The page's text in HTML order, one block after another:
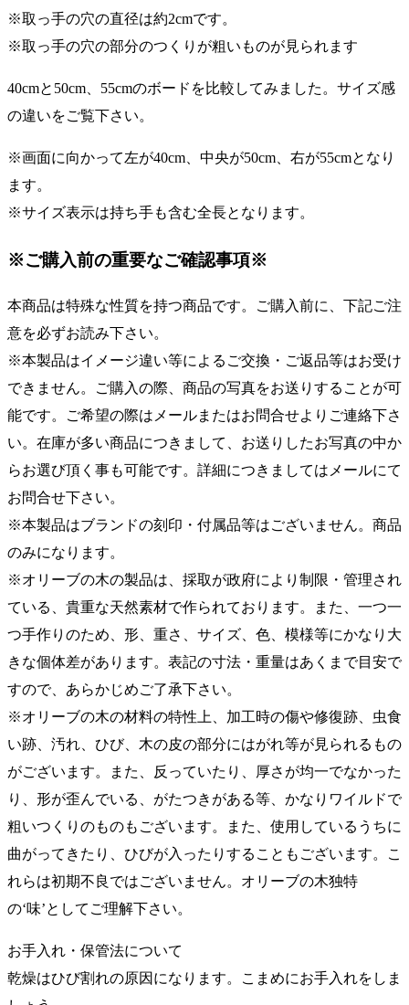
※取っ手の穴の直径は約2cmです。
※取っ手の穴の部分のつくりが粗いものが見られます
40cmと50cm、55cmのボードを比較してみました。サイズ感
の違いをご覧下さい。
※画面に向かって左が40cm、中央が50cm、右が55cmとなり
ます。
※サイズ表示は持ち手も含む全長となります。
※ご購入前の重要なご確認事項※
本商品は特殊な性質を持つ商品です。ご購入前に、下記ご注
意を必ずお読み下さい。
※本製品はイメージ違い等によるご交換・ご返品等はお受け
できません。ご購入の際、商品の写真をお送りすることが可
能です。ご希望の際はメールまたはお問合せよりご連絡下さ
い。在庫が多い商品につきまして、お送りしたお写真の中か
らお選び頂く事も可能です。詳細につきましてはメールにて
お問合せ下さい。
※本製品はブランドの刻印・付属品等はございません。商品
のみになります。
※オリーブの木の製品は、採取が政府により制限・管理され
ている、貴重な天然素材で作られております。また、一つ一
つ手作りのため、形、重さ、サイズ、色、模様等にかなり大
きな個体差があります。表記の寸法・重量はあくまで目安で
すので、あらかじめご了承下さい。
※オリーブの木の材料の特性上、加工時の傷や修復跡、虫食
い跡、汚れ、ひび、木の皮の部分にはがれ等が見られるもの
がございます。また、反っていたり、厚さが均一でなかった
り、形が歪んでいる、がたつきがある等、かなりワイルドで
粗いつくりのものもございます。また、使用しているうちに
曲がってきたり、ひびが入ったりすることもございます。こ
れらは初期不良ではございません。オリーブの木独特
の‘味’としてご理解下さい。
お手入れ・保管法について
乾燥はひび割れの原因になります。こまめにお手入れをしま